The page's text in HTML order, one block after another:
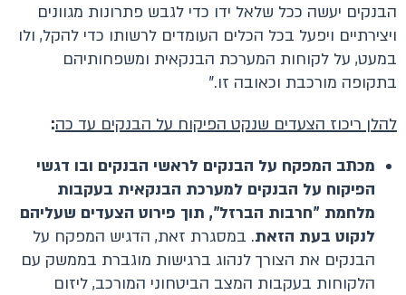
הבנקים יעשה ככל שלאל ידו כדי לגבש פתרונות מגוונים
ויצירתיים ויפעל בכל הכלים העומדים לרשותו כדי להקל, ולו
במעט, על לקוחות המערכת הבנקאית ומשפחותיהם
בתקופה מורכבת וכאובה זו."
להלן ריכוז הצעדים שנקט הפיקוח על הבנקים עד כה:
מכתב המפקח על הבנקים לראשי הבנקים ובו דגשי
הפיקוח על הבנקים למערכת הבנקאית בעקבות
מלחמת "חרבות הברזל", תוך פירוט הצעדים שעליהם
לנקוט בעת הזאת. במסגרת זאת, הדגיש המפקח על
הבנקים את הצורך לנהוג ברגישות מוגברת בממשק עם
הלקוחות בעקבות המצב הביטחוני המורכב, ליזום